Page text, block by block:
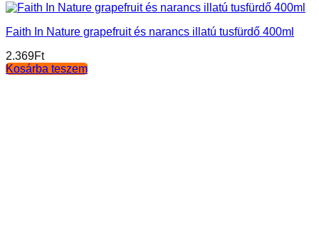
Faith In Nature grapefruit és narancs illatú tusfürdő 400ml
2.369Ft
Kosárba teszem